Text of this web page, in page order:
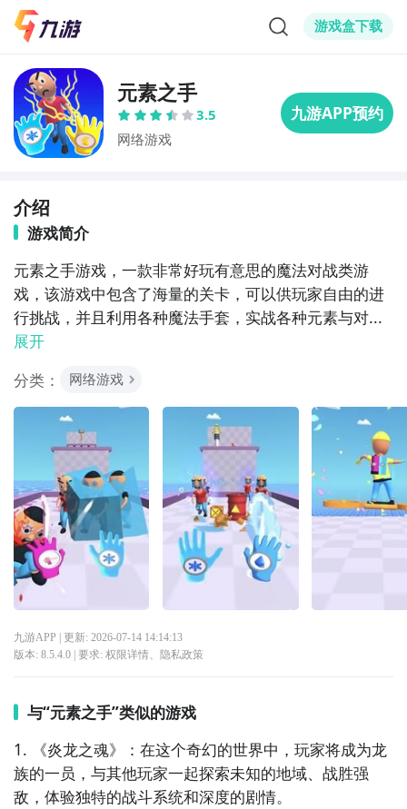
游戏盒下载
元素之手
3.5
网络游戏
介绍
游戏简介
元素之手游戏，一款非常好玩有意思的魔法对战类游
戏，该游戏中包含了海量的关卡，可以供玩家自由的进
行挑战，并且利用各种魔法手套，实战各种元素与对...
展开
分类：
网络游戏
九游APP | 更新: 2026-07-14 14:14:13
版本: 8.5.4.0| 要求: 权限详情、 隐私政策
与“元素之手”类似的游戏
1. 《炎龙之魂》：在这个奇幻的世界中，玩家将成为龙
族的一员，与其他玩家一起探索未知的地域、战胜强
敌，体验独特的战斗系统和深度的剧情。